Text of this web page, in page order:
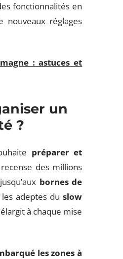
fonctionnalités en
réglages
: astuces et
un
?
préparer et
des millions
bornes de
les adeptes duslow
à chaque mise
les zones à